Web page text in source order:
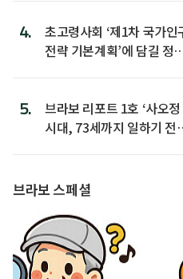
4.
초고령사회 ‘제1차 국가인
전략 기본계획’에 담길 정
5.
브라보 리포트 1호 ‘사오정
시대, 73세까지 일하기 전
브라보 스페셜